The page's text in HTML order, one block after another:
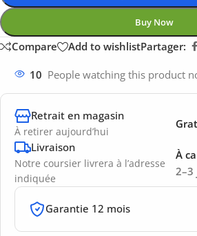
Buy Now
Compare Add to wishlistPartager:
10 People watching this product
Retrait en magasin
À retirer aujourd’hui
Livraison
Notre coursier livrera à l’adresse
indiquée
2–3
À
Garantie 12 mois